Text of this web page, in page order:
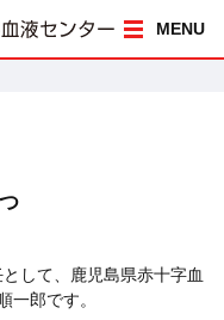
MENU
して、鹿児島県赤十字血
一郎です。